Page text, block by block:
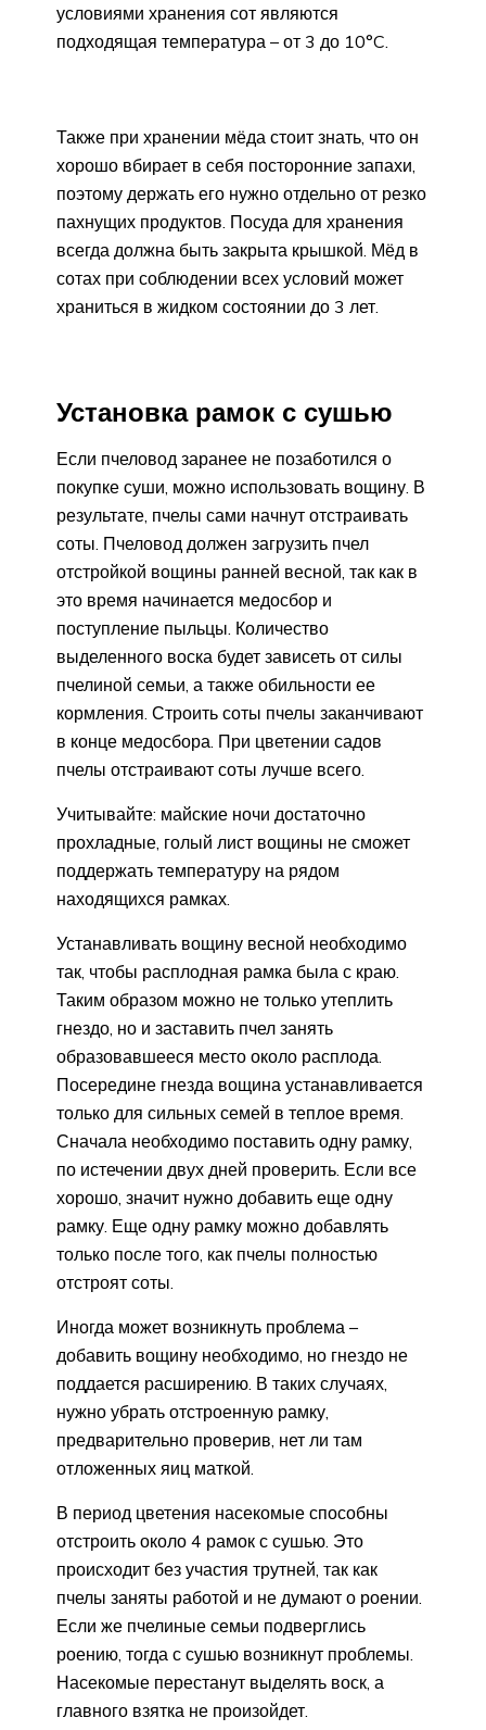
условиями хранения сот являются
подходящая температура – от 3 до 10°C.
Также при хранении мёда стоит знать, что он
хорошо вбирает в себя посторонние запахи,
поэтому держать его нужно отдельно от резко
пахнущих продуктов. Посуда для хранения
всегда должна быть закрыта крышкой. Мёд в
сотах при соблюдении всех условий может
храниться в жидком состоянии до 3 лет.
Установка рамок с сушью
Если пчеловод заранее не позаботился о
покупке суши, можно использовать вощину. В
результате, пчелы сами начнут отстраивать
соты. Пчеловод должен загрузить пчел
отстройкой вощины ранней весной, так как в
это время начинается медосбор и
поступление пыльцы. Количество
выделенного воска будет зависеть от силы
пчелиной семьи, а также обильности ее
кормления. Строить соты пчелы заканчивают
в конце медосбора. При цветении садов
пчелы отстраивают соты лучше всего.
Учитывайте: майские ночи достаточно
прохладные, голый лист вощины не сможет
поддержать температуру на рядом
находящихся рамках.
Устанавливать вощину весной необходимо
так, чтобы расплодная рамка была с краю.
Таким образом можно не только утеплить
гнездо, но и заставить пчел занять
образовавшееся место около расплода.
Посередине гнезда вощина устанавливается
только для сильных семей в теплое время.
Сначала необходимо поставить одну рамку,
по истечении двух дней проверить. Если все
хорошо, значит нужно добавить еще одну
рамку. Еще одну рамку можно добавлять
только после того, как пчелы полностью
отстроят соты.
Иногда может возникнуть проблема –
добавить вощину необходимо, но гнездо не
поддается расширению. В таких случаях,
нужно убрать отстроенную рамку,
предварительно проверив, нет ли там
отложенных яиц маткой.
В период цветения насекомые способны
отстроить около 4 рамок с сушью. Это
происходит без участия трутней, так как
пчелы заняты работой и не думают о роении.
Если же пчелиные семьи подверглись
роению, тогда с сушью возникнут проблемы.
Насекомые перестанут выделять воск, а
главного взятка не произойдет.